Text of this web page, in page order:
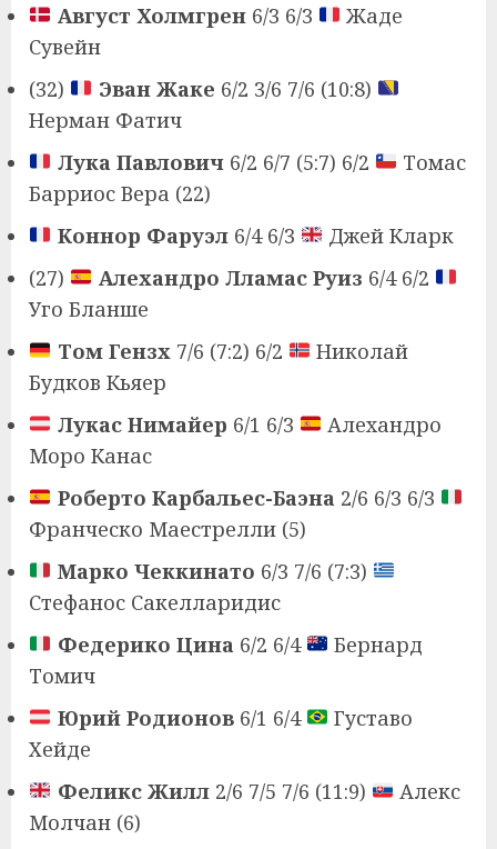
Август Холмгрен6/3 6/3
Жаде
Сувейн
(32)
Эван Жаке 6/2 3/6 7/6 (10:8)
Нерман Фатич
Лука Павлович6/2 6/7 (5:7) 6/2
Томас
Барриос Вера (22)
Коннор Фаруэл6/4 6/3
Джей Кларк
(27)
Алехандро Лламас Руиз 6/4 6/2
Уго Бланше
Том Гензх 7/6 (7:2) 6/2
Николай
Будков Кьяер
Лукас Нимайер 6/1 6/3
Алехандро
Моро Канас
Роберто Карбальес-Баэна 2/6 6/3 6/3
Франческо Маестрелли (5)
Марко Чеккинато 6/3 7/6 (7:3)
Стефанос Сакелларидис
Федерико Цина 6/2 6/4
Бернард
Томич
Юрий Родионов6/1 6/4
Густаво
Хейде
Феликс Жилл2/6 7/5 7/6 (11:9)
Алекс
Молчан (6)